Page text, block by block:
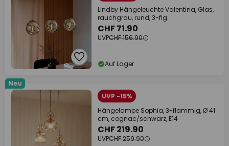
Lindby Hängeleuchte Valentina, Glas,
rauchgrau, rund, 3-flg.
CHF 71.90
UVPCHF 156.90
Auf Lager
Neu
UVP -15%
Hängelampe Sophia, 3-flammig, Ø 41
cm, cognac/schwarz, E14
CHF 219.90
UVPCHF 259.90